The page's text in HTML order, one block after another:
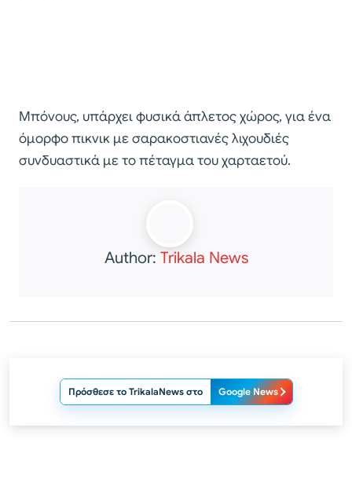
Μπόνους, υπάρχει φυσικά άπλετος χώρος, για ένα
όμορφο πικνικ με σαρακοστιανές λιχουδιές
συνδυαστικά με το πέταγμα του χαρταετού.
Author: Trikala News
Πρόσθεσε το TrikalaNews στο Google News